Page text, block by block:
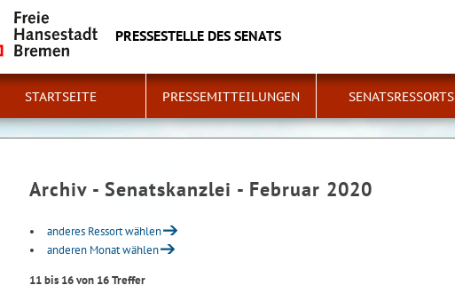
PRESSESTELLE DES SENATS
STARTSEITE PRESSEMITTEILUNGEN SENATSRESSORTS
Archiv - Senatskanzlei - Februar 2020
anderes Ressort wählen
anderen Monat wählen
11 bis 16 von 16 Treffer